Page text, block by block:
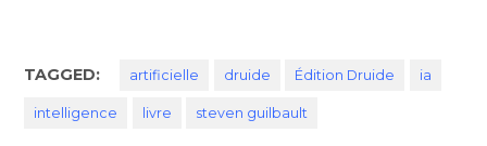
TAGGED: artificielle druide Édition Druide ia
intelligence livre steven guilbault